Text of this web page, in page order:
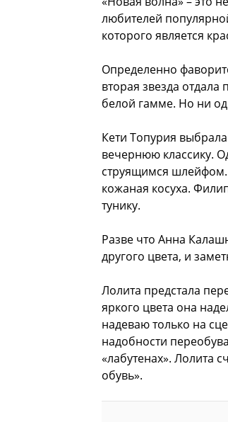
любителей
которого является
Определенно
вторая звезда
белой гамме. Но ни
Кети Топурия
вечернюю классику.
струящимся шлейфом.
кожаная косуха.
тунику.
Разве что Анна
другого цвета, и
Лолита предстала
яркого цвета она
надеваю только на
надобности
«лабутенах». Лолита
обувь».